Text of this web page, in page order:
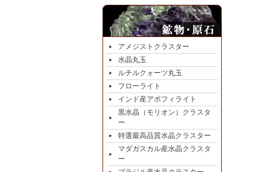
アメジストクラスター
水晶丸玉
ルチルクォーツ丸玉
フローライト
インド産アポフィライト
黒水晶（モリオン）クラスタ
ー
特選最高品質水晶クラスター
マダガスカル産水晶クラスタ
ー